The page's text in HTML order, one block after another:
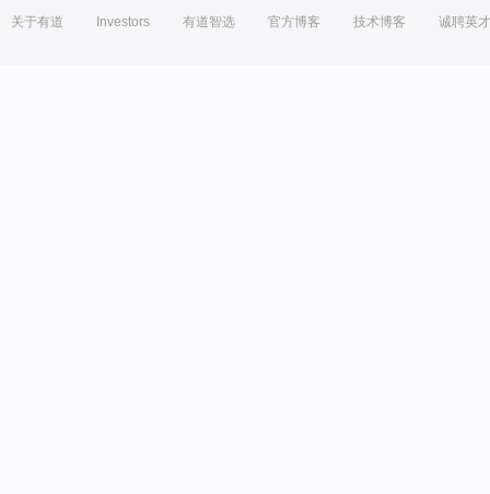
关于有道 Investors 有道智选 官方博客 技术博客 诚聘英才